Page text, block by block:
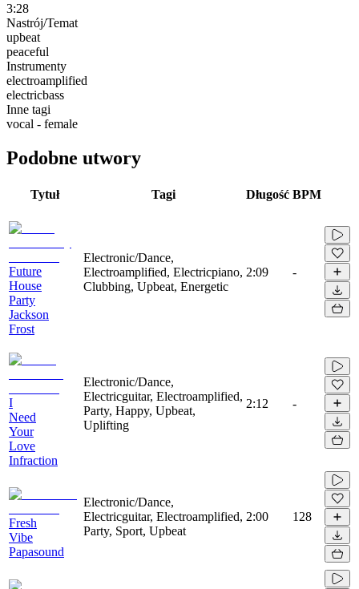
3:28
Nastrój/Temat
upbeat
peaceful
Instrumenty
electroamplified
electricbass
Inne tagi
vocal - female
Podobne utwory
Tytuł Tagi Długość BPM
Future
House
Party
Jackson
Frost
Electronic/Dance,
Electroamplified, Electricpiano,
Clubbing, Upbeat, Energetic
2:09 -
I
Need
Your
Love
Infraction
Electronic/Dance,
Electricguitar, Electroamplified,
Party, Happy, Upbeat,
Uplifting
2:12 -
Fresh
Vibe
Papasound
Electronic/Dance,
Electricguitar, Electroamplified,
Party, Sport, Upbeat
2:00 128